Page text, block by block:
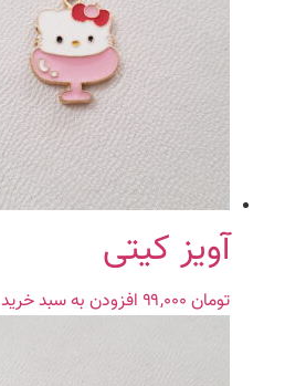
آویز کیتی
تومان افزودن به سبد خرید